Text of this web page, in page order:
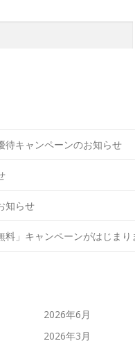
待キャンペーンのお知らせ
知らせ
」キャンペーンがはじまり
2026年6月
2026年3月